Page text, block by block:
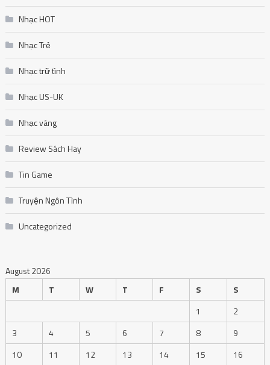
Nhạc HOT
Nhạc Trẻ
Nhạc trữ tình
Nhạc US-UK
Nhạc vàng
Review Sách Hay
Tin Game
Truyện Ngôn Tình
Uncategorized
August 2026
M
T W T F S
S
1
2
3
4 5 6 7 8
9
10
11 12 13 14 15 16